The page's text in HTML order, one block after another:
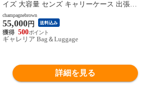
イズ 大容量 センズ キャリーケース 出張
旅行 折りたたみ 95L 9～10泊 耐水性 拡張
TSA 静音 ポリカーボネート おしゃれ senz
Foldaway large check in SZ-8804
champagnebrown
55,000円 送料込み
500
ギャレリア Bag＆Luggage
詳細を見る